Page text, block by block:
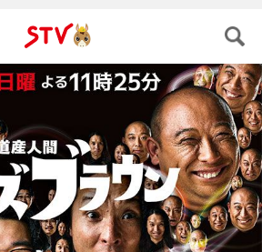
ＴＶ札
テレビ